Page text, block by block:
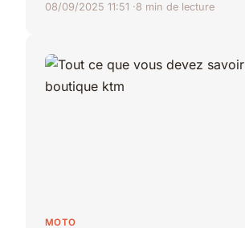
08/09/2025 11:51 8 min de lecture
MOTO